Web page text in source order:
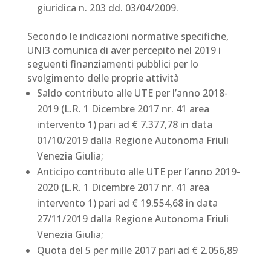
giuridica n. 203 dd. 03/04/2009.
Secondo le indicazioni normative specifiche,
UNI3 comunica di aver percepito nel 2019 i
seguenti finanziamenti pubblici per lo
svolgimento delle proprie attività
Saldo contributo alle UTE per l’anno 2018-
2019 (L.R. 1 Dicembre 2017 nr. 41 area
intervento 1) pari ad € 7.377,78 in data
01/10/2019 dalla Regione Autonoma Friuli
Venezia Giulia;
Anticipo contributo alle UTE per l’anno 2019-
2020 (L.R. 1 Dicembre 2017 nr. 41 area
intervento 1) pari ad € 19.554,68 in data
27/11/2019 dalla Regione Autonoma Friuli
Venezia Giulia;
Quota del 5 per mille 2017 pari ad € 2.056,89